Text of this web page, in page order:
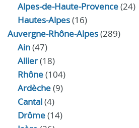
Alpes-de-Haute-Provence(24)
Hautes-Alpes(16)
Auvergne-Rhône-Alpes(289)
Ain(47)
Allier(18)
Rhône(104)
Ardèche(9)
Cantal(4)
Drôme(14)